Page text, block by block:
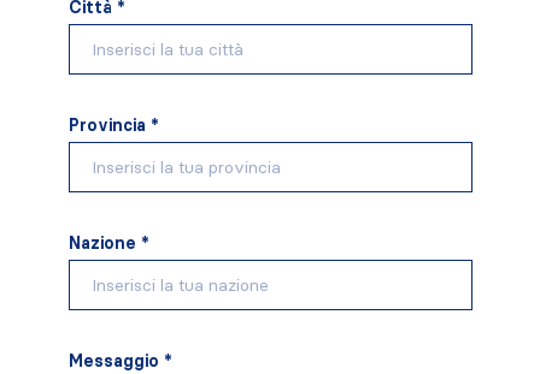
Città *
Provincia *
Nazione *
Messaggio *